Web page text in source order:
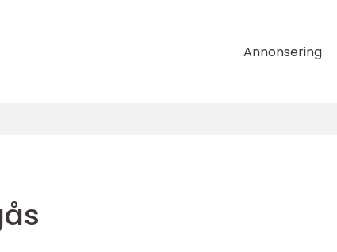
Annonsering